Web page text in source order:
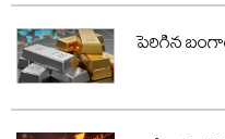
పెరిగిన